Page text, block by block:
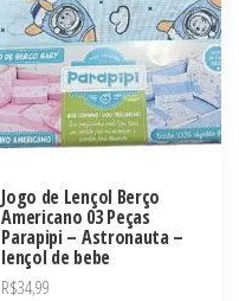
Jogo de Lençol Berço
Americano 03 Peças
Parapipi – Astronauta –
lençol de bebe
R$34,99